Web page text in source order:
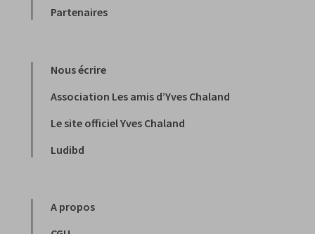
Partenaires
Nous écrire
Association Les amis d’Yves Chaland
Le site officiel Yves Chaland
Ludibd
A propos